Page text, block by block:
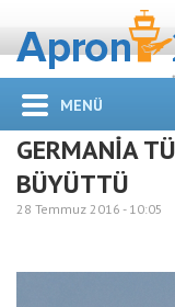
MENÜ
GERMANİA
BÜYÜTTÜ
28 Temmuz 2016 - 10:05